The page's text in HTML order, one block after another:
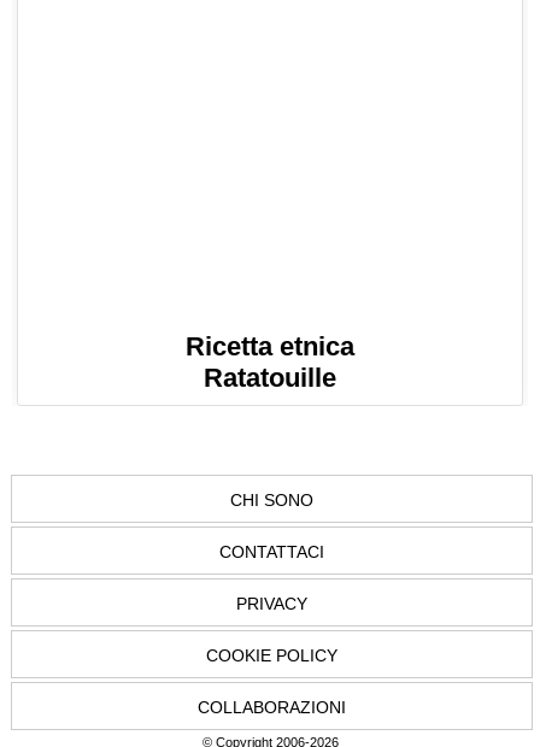
Ricetta etnica
Ratatouille
CHI SONO
CONTATTACI
PRIVACY
COOKIE POLICY
COLLABORAZIONI
© Copyright 2006-2026